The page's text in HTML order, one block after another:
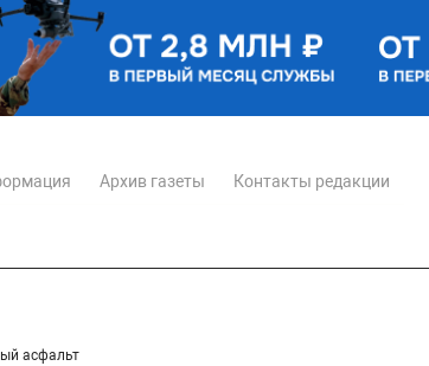
Архив газеты Контакты редакции
асфальт